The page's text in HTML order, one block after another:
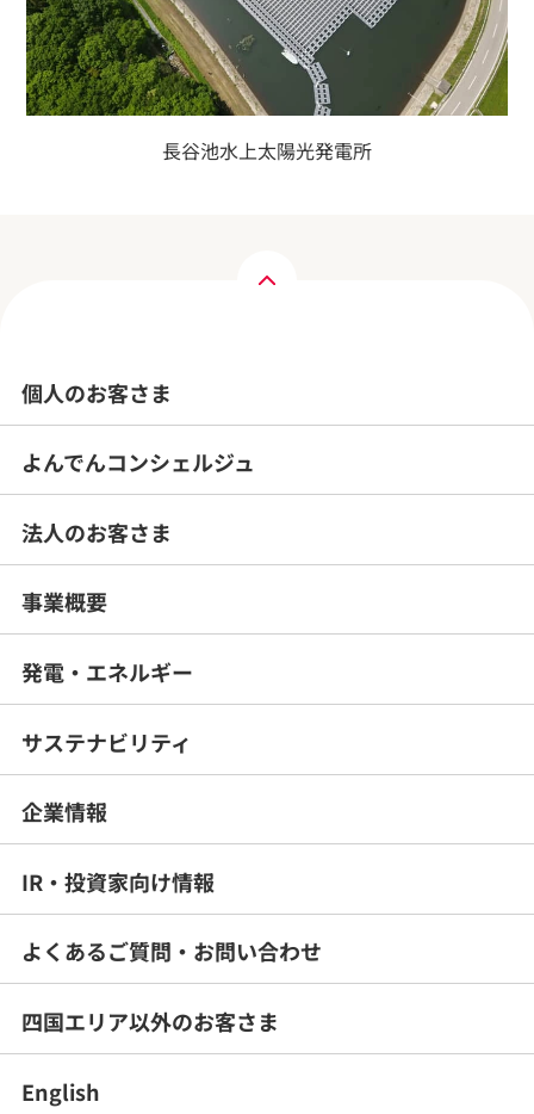
長谷池水上太陽光発電所
個人のお客さま
よんでんコンシェルジュ
法人のお客さま
事業概要
発電・エネルギー
サステナビリティ
企業情報
IR・投資家向け情報
よくあるご質問・ お問い合わせ
四国エリア以外のお客さま
English